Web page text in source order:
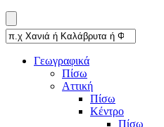
Γεωγραφικά
Πίσω
Αττική
Πίσω
Κέντρο
Πίσω